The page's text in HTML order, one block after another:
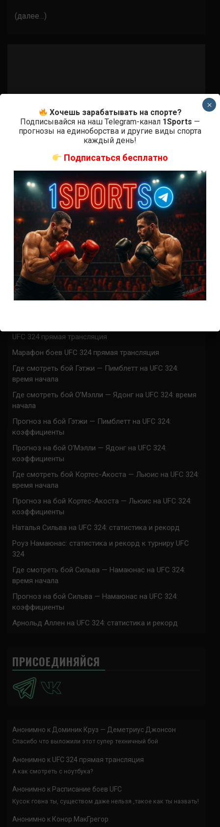
(далее…)
Бои ММА
Ник Максимов – Коди Брандейдж
4 года тому назад Решит Сабитов
(далее…)
СВЕЖИЕ ЗАПИСИ
UFC 324 прямая трансляция
Марафон боев UFC 324 прямая трансляция
Где смотреть бой Гэтжи — Пимблетт на UFC 324:
время начала
Где смотреть бой О’Мэлли — Ядонг на UFC 324: время
начала
Прогноз на бой Гэтжи — Пимблетт на UFC 324:
коэффициенты
Прогноз на бой О’Мэлли — Ядонг на UFC 324:
коэффициенты
Где смотреть бой Кортес-Акоста — Льюис на UFC 324:
время начала
Прогноз на бой Кортес-Акоста — Льюис на UFC 324:
коэффициенты
Наталья Сильва на UFC 324: статистика и рекорд
Роуз Намаюнас: статистика и рекорд к турниру UFC
324
Где смотреть бой Сильва — Намаюнас на UFC 324:
время начала
Прогноз на бой Сильва — Намаюнас на UFC 324:
коэффициенты
Арнольд Аллен на UFC 324: статистика и рекорд
ПРИСОЕДИНЯЙСЯ
Анонимно к Доминик Круз — Деметриус Джонсон
Спасибо что выложили этот супер техничный бой
Анонимно к UFC 324 прямая трансляция
А как смотреть с ноутбука?
Анонимно к Расписание боев UFC
Кусок говна ты, существом даже нельзя ,такое как ты назвать!
Анонимно к Конор МакГрегор
Хочешь зарабатывать на спорте?
Подписывайся на наш Telegram-канал 1Sports —
прогнозы на единоборства и другие виды спорта
каждый день!
Подписаться бесплатно
×